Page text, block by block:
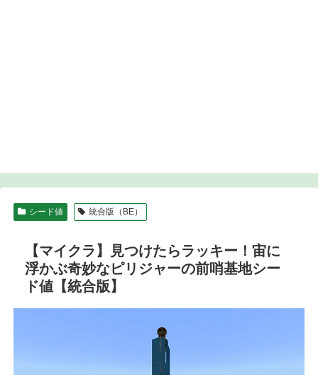
シード値 統合版（BE）
【マイクラ】見つけたらラッキー！宙に
浮かぶ奇妙なピリジャーの前哨基地シー
ド値【統合版】